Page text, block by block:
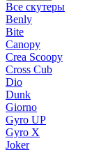
Все скутеры
Benly
Bite
Canopy
Crea Scoopy
Cross Cub
Dio
Dunk
Giorno
Gyro UP
Gyro X
Joker